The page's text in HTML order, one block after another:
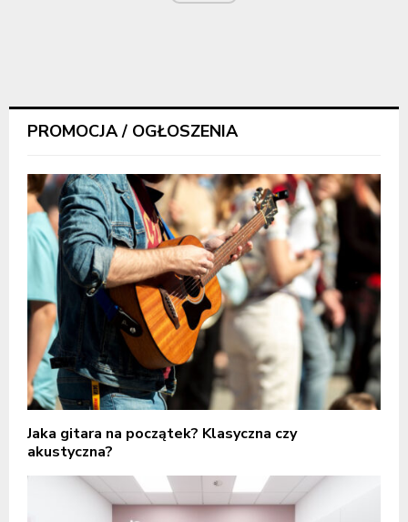
PROMOCJA / OGŁOSZENIA
Jaka gitara na początek? Klasyczna czy
akustyczna?